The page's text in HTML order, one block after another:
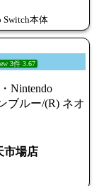
Switch本体
3件 3.67
Nintendo
ブルー/(R) ネオ
場店